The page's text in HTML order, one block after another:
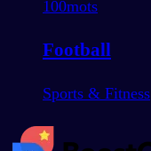
100mots
Football
Sports & Fitness